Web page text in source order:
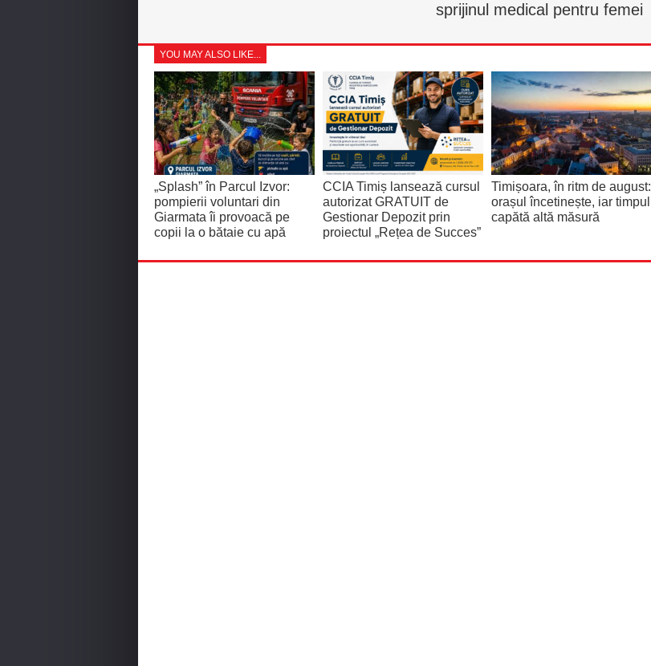
sprijinul medical pentru femei
YOU MAY ALSO LIKE...
„Splash” în Parcul Izvor:
pompierii voluntari din
Giarmata îi provoacă pe
copii la o bătaie cu apă
CCIA Timiș lansează cursul
autorizat GRATUIT de
Gestionar Depozit prin
proiectul „Rețea de Succes”
Timișoara, în ritm de august:
orașul încetinește, iar timpul
capătă altă măsură